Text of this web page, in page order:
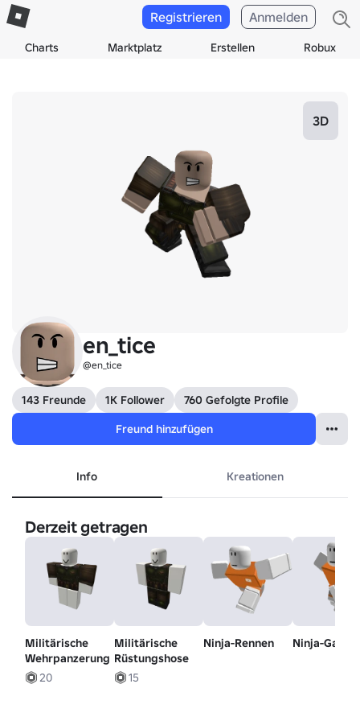
Charts Marktplatz Erstellen Robux
Registrieren Anmelden
3D
en_tice
@en_tice
143 Freunde 1K Follower
760 Gefolgte Profile
Freund hinzufügen
Info Kreationen
Derzeit getragen
Militärische
Wehrpanzerung
20
Militärische
Rüstungshose
15
Ninja-Rennen Ninja-Gang